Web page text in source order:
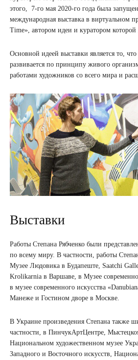
этого, 7-го мая 2020-го года была
международная выставка в виртуальном
Time», автором идеи и куратором которой
Основной идеей выставки является то, что
развивается по принципу живого
работами художников со всего мира и
Выставки
Работы Степана Рябченко были
по всему миру. В частности, работы
Музее Людовика в Будапеште, Saatchi
Krolikarnia в Варшаве, в Музее
в музее современного искусства
Манеже и Гостином дворе в Москве.
В Украине произведения Степана также
частности, в ПинчукАртЦентре,
Национальном художественном музее
Западного и Восточного искусств,